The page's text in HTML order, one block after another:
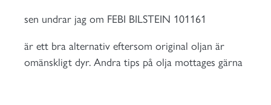
sen undrar jag om FEBI BILSTEIN 101161
är ett bra alternativ eftersom original oljan är
omänskligt dyr. Andra tips på olja mottages gärna